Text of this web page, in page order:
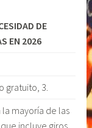
DE
EN 2026
gratuito, 3.
mayoría de las